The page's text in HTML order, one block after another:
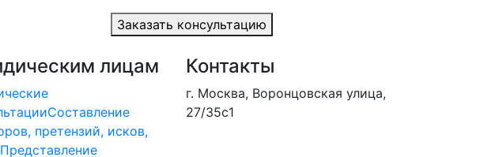
Заказать консультацию
лицам
Составление
претензий, исков,
Представление
Контакты
г. Москва, Воронцовская улица,
27/35с1